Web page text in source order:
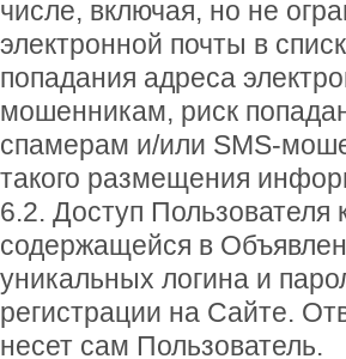
числе, включая, но не
электронной почты в
попадания адреса
мошенникам, риск
спамерам и/или SMS-
такого размещения
6.2. Доступ
содержащейся в
уникальных логина и
регистрации на Сайте.
несет сам Пользователь.